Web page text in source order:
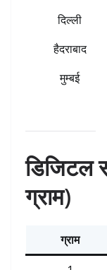
दिल्ली
हैदराबाद
मुम्बई
डिजिटल
ग्राम)
ग्राम